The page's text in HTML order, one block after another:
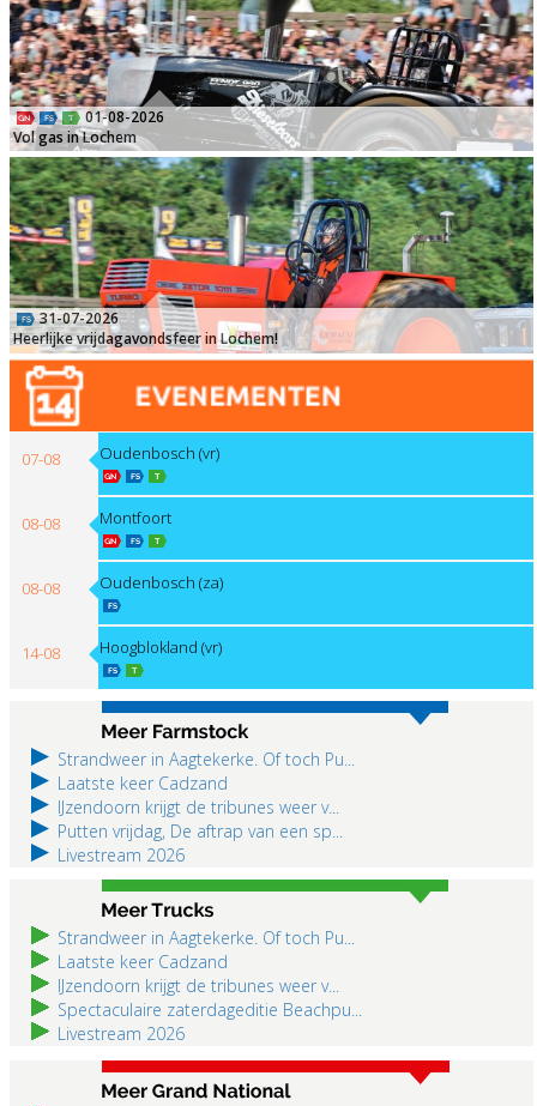
01-08-2026
Vol gas in Lochem
31-07-2026
Heerlijke vrijdagavondsfeer in Lochem!
07-08 Oudenbosch (vr)
08-08 Montfoort
08-08 Oudenbosch (za)
14-08 Hoogblokland (vr)
Hoogblokland (za)
Strandweer in Aagtekerke. Of toch Pu...
Laatste keer Cadzand
IJzendoorn krijgt de tribunes weer v...
Putten vrijdag, De aftrap van een sp...
Livestream 2026
Strandweer in Aagtekerke. Of toch Pu...
Laatste keer Cadzand
IJzendoorn krijgt de tribunes weer v...
Spectaculaire zaterdageditie Beachpu...
Livestream 2026